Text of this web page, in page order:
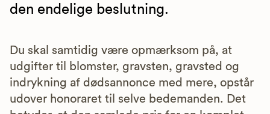
den endelige beslutning.
Du skal samtidig være opmærksom på, at
udgifter til blomster, gravsten, gravsted og
indrykning af dødsannonce med mere, opstår
udover honoraret til selve bedemanden. Det